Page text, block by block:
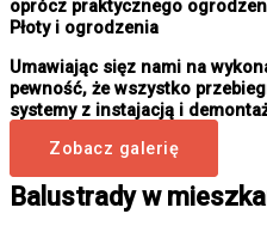
oprócz praktycznego
Płoty i ogrodzenia
Umawiając sięz nami na
pewność, że wszystko
systemy z instajacją i
Zobacz galerię
Balustrady w